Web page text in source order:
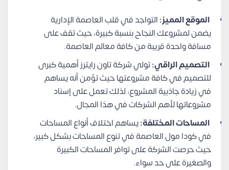
الموقع المميز:التواجد في قلب العاصمة الإدارية
يضمن لمشروعك النجاح بنسبة كبيرة، حيث تقف على
مسافة واحدة قريبة من كافة معالم العاصمة.
التصميم الراقي:تولي شركة تاون رايترز أهمية كبرى
للتصميم في كافة مشروعتها حيث تؤمن أنه يساهم
في زيادة جاذبية المشروع، لذلك تعمل على إسناد
مشروعاتها لأهم الشركات في هذا المجال.
المساحات المختلفة:يساهم اختلاف أنواع المساحات
في كودا مول العاصمة في تنوع المساحات بشكل كبير،
حيث حرصت الشركة على توافر المساحات الكبيرة
والصغيرة على حد سواء.